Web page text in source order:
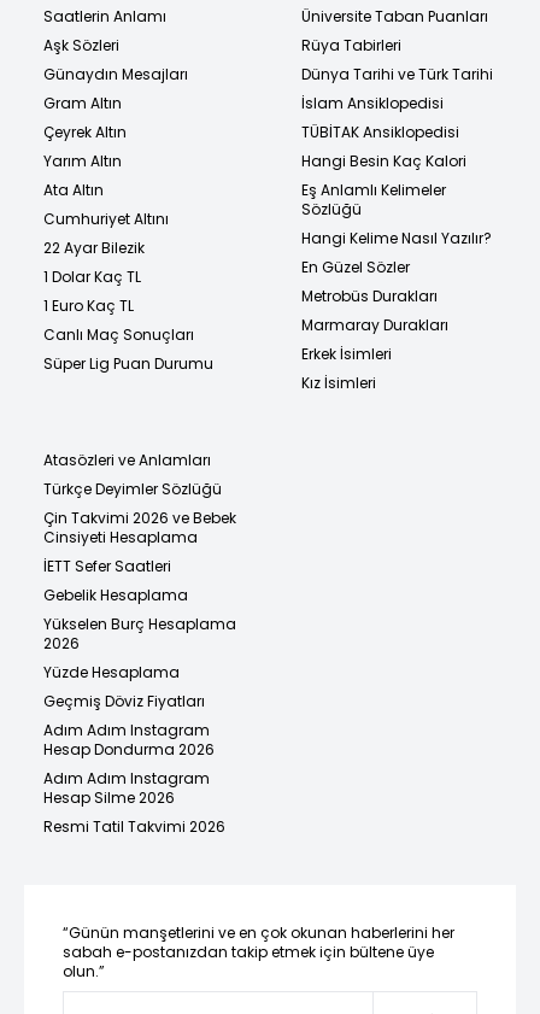
Saatlerin Anlamı
Aşk Sözleri
Günaydın Mesajları
Gram Altın
Çeyrek Altın
Yarım Altın
Ata Altın
Cumhuriyet Altını
22 Ayar Bilezik
1 Dolar Kaç TL
1 Euro Kaç TL
Canlı Maç Sonuçları
Süper Lig Puan Durumu
Üniversite Taban Puanları
Rüya Tabirleri
Dünya Tarihi ve Türk Tarihi
İslam Ansiklopedisi
TÜBİTAK Ansiklopedisi
Hangi Besin Kaç Kalori
Eş Anlamlı Kelimeler
Sözlüğü
Hangi Kelime Nasıl Yazılır?
En Güzel Sözler
Metrobüs Durakları
Marmaray Durakları
Erkek İsimleri
Kız İsimleri
Atasözleri ve Anlamları
Türkçe Deyimler Sözlüğü
Çin Takvimi 2026 ve Bebek
Cinsiyeti Hesaplama
İETT Sefer Saatleri
Gebelik Hesaplama
Yükselen Burç Hesaplama
2026
Yüzde Hesaplama
Geçmiş Döviz Fiyatları
Adım Adım Instagram
Hesap Dondurma 2026
Adım Adım Instagram
Hesap Silme 2026
Resmi Tatil Takvimi 2026
“Günün manşetlerini ve en çok okunan haberlerini her
sabah e-postanızdan takip etmek için bültene üye
olun.”